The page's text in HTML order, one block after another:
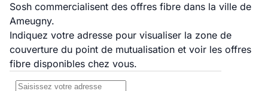
Sosh commercialisent des offres fibre dans la ville de
Ameugny.
Indiquez votre adresse pour visualiser la zone de
couverture du point de mutualisation et voir les offres
fibre disponibles chez vous.